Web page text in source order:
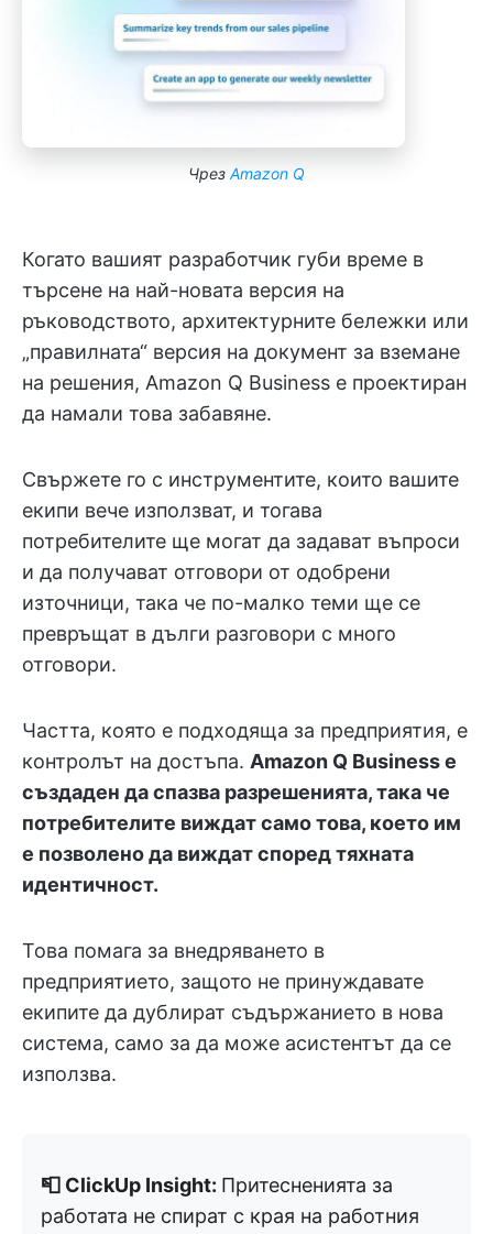
Чрез Amazon Q
Когато вашият разработчик губи време в
търсене на най-новата версия на
ръководството, архитектурните бележки или
„правилната“ версия на документ за вземане
на решения, Amazon Q Business е проектиран
да намали това забавяне.
Свържете го с инструментите, които вашите
екипи вече използват, и тогава
потребителите ще могат да задават въпроси
и да получават отговори от одобрени
източници, така че по-малко теми ще се
превръщат в дълги разговори с много
отговори.
Частта, която е подходяща за предприятия, е
контролът на достъпа. Amazon Q Business е
създаден да спазва разрешенията, така че
потребителите виждат само това, което им
е позволено да виждат според тяхната
идентичност.
Това помага за внедряването в
предприятието, защото не принуждавате
екипите да дублират съдържанието в нова
система, само за да може асистентът да се
използва.
📮 ClickUp Insight: Притесненията за
работата не спират с края на работния